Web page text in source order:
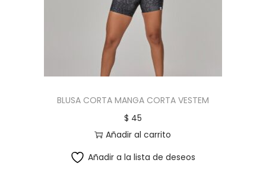
c
d
BLUSA CORTA MANGA CORTA VESTEM
$ 45
Añadir al carrito
Añadir a la lista de deseos